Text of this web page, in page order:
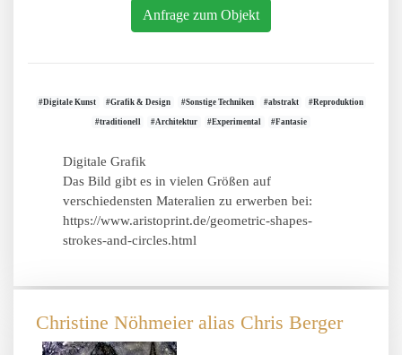
Anfrage zum Objekt
#Digitale Kunst #Grafik & Design #Sonstige Techniken #abstrakt #Reproduktion
#traditionell #Architektur #Experimental #Fantasie
Digitale Grafik
Das Bild gibt es in vielen Größen auf
verschiedensten Materalien zu erwerben bei:
https://www.aristoprint.de/geometric-shapes-
strokes-and-circles.html
Christine Nöhmeier alias Chris Berger